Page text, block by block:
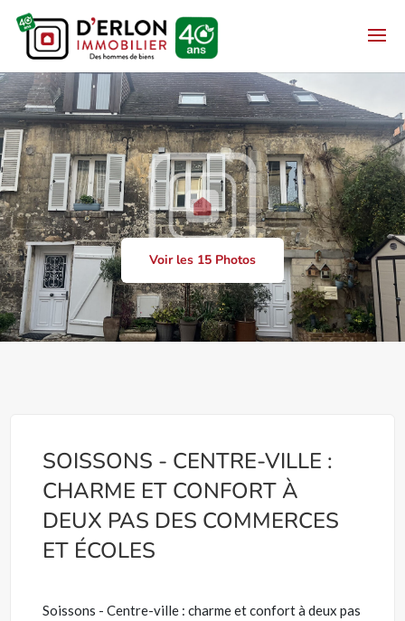
Voir les 15 Photos
SOISSONS - CENTRE-VILLE :
CHARME ET CONFORT À
DEUX PAS DES COMMERCES
ET ÉCOLES
Soissons - Centre-ville : charme et confort à deux pas